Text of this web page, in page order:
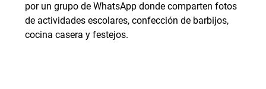
por un grupo de WhatsApp donde comparten fotos
de actividades escolares, confección de barbijos,
cocina casera y festejos.